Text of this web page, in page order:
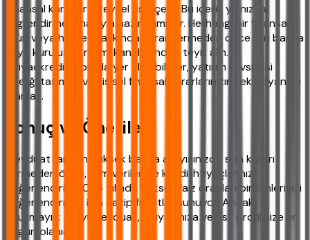
Finansal kararlar bireysel risk içerir. Bu içerik yalnızca
bilgilendirme amacıyla hazırlanmıştır. Herhangi bir finansal
ürün veya hizmet hakkında karar vermeden önce ilgili banka
veya kuruluşun resmi kanallarından teyit alın.
ihtiyackredisi.com'da yer alan bilgiler, yatırım tavsiyesi
niteliği taşımaz ve kişisel finansal kararlarınızın tek dayanağı
olamaz.
Sonuç ve Öneriler
Mevduat faizi en yüksek banka arayışınızda son kararı
vermeden önce, tüm verileri ve kendi ihtiyaçlarınızı
değerlendirin. 2026 yılında yüksek faiz oranları birikimlerinizi
değerlendirmek için cazip fırsatlar sunuyor. Ancak
unutmayın: en iyi mevduat, ihtiyacınıza ve risk profilinize en
uygun olanıdır.